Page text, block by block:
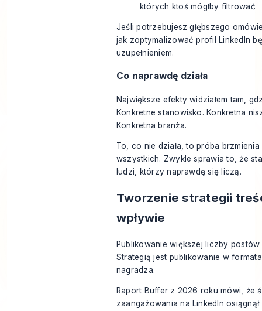
których ktoś mógłby filtrować
Jeśli potrzebujesz głębszego
jak zoptymalizować profil LinkedIn
uzupełnieniem.
Co naprawdę działa
Największe efekty widziałem tam,
Konkretne stanowisko. Konkretna
Konkretna branża.
To, co nie działa, to próba
wszystkich. Zwykle sprawia to, że
ludzi, którzy naprawdę się liczą.
Tworzenie strategii
wpływie
Publikowanie większej liczby
Strategią jest publikowanie w
nagradza.
Raport Buffer z 2026 roku mówi, że
zaangażowania na LinkedIn osiągnął